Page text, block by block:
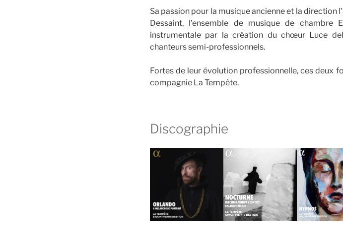
Sa passion pour la musique ancienne et la direction
Dessaint, l’ensemble de musique de
instrumentale par la création du chœur Luce
chanteurs semi-professionnels.
Fortes de leur évolution professionnelle, ces deux
compagnie La Tempête.
Discographie